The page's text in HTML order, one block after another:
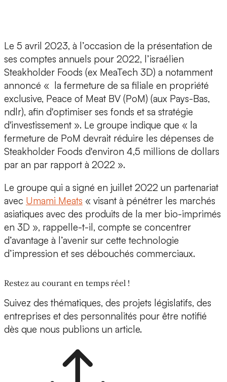
Le 5 avril 2023, à l’occasion de la présentation de
ses comptes annuels pour 2022, l’israélien
Steakholder Foods (ex MeaTech 3D) a notamment
annoncé « la fermeture de sa filiale en propriété
exclusive, Peace of Meat BV (PoM) (aux Pays-Bas,
ndlr), afin d'optimiser ses fonds et sa stratégie
d'investissement ». Le groupe indique que « la
fermeture de PoM devrait réduire les dépenses de
Steakholder Foods d'environ 4,5 millions de dollars
par an par rapport à 2022 ».
Le groupe qui a signé en juillet 2022 un partenariat
avec Umami Meats « visant à pénétrer les marchés
asiatiques avec des produits de la mer bio-imprimés
en 3D », rappelle-t-il, compte se concentrer
d’avantage à l’avenir sur cette technologie
d’impression et ses débouchés commerciaux.
Restez au courant en temps réel !
Suivez des thématiques, des projets législatifs, des
entreprises et des personnalités pour être notifié
dès que nous publions un article.